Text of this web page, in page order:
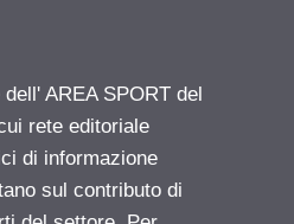
AREA SPORT del
rete editoriale
di informazione
sul contributo di